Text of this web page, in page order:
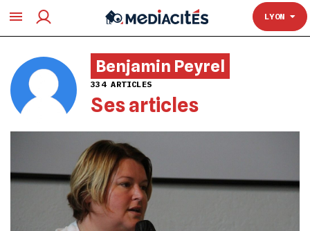
LYON
TOULOUSE
Benjamin Peyrel
334 ARTICLES
Ses articles